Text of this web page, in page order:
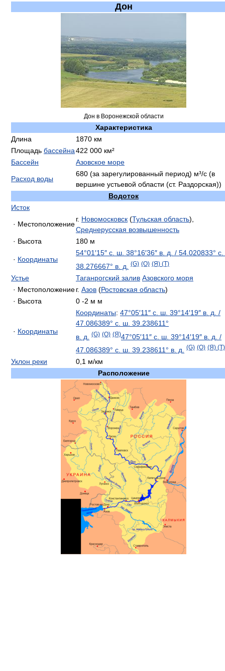
Дон
Дон в Воронежской области
Характеристика
Длина
1870 км
Площадь бассейна422 000 км²
Бассейн
Азовское море
Расход воды
680 (за зарегулированный период) м³/с (в
вершине устьевой области (ст. Раздорская))
Водоток
Исток
· Местоположение
г. Новомосковск (Тульская область),
Среднерусская возвышенность
· Высота
180 м
· Координаты
54°01′15″ с. ш. 38°16′36″ в. д. / 54.020833°
38.276667° в. д.
(G) (O) (Я) (T)
Устье Таганрогский залив Азовского моря
· Местоположениег. Азов (Ростовская область)
· Высота
0 -2 м м
· Координаты
Координаты: 47°05′11″ с. ш. 39°14′19″ в. д. /
47.086389° с. ш. 39.238611°
в. д.
(G) (O) (Я)47°05′11″ с. ш. 39°14′19″ в. д. /
47.086389° с. ш. 39.238611° в. д. (G) (O) (Я) (T)
Уклон реки
0,1 м/км
Расположение